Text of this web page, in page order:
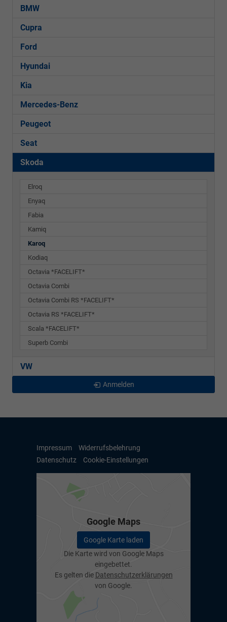
BMW
Cupra
Ford
Hyundai
Kia
Mercedes-Benz
Peugeot
Seat
Skoda
Elroq
Enyaq
Fabia
Kamiq
Karoq
Kodiaq
Octavia *FACELIFT*
Octavia Combi
Octavia Combi RS *FACELIFT*
Octavia RS *FACELIFT*
Scala *FACELIFT*
Superb Combi
VW
Anmelden
Impressum
Widerrufsbelehrung
Datenschutz
Cookie-Einstellungen
Google Maps
Google Karte laden
Die Karte wird von Google Maps
eingebettet.
Es gelten die Datenschutzerklärungen
von Google.